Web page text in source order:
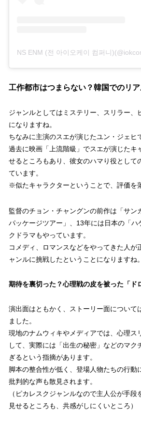
工作都市はつまらない？韓国でのリ
ジャンルとしてはミステリー、スリラー、
になりますね。
ちなみに主演のスエが演じたユン・ジェヒ
過去に映画「上流階級」でスエが演じたキ
せるところもあり、彼女のハマり役として
ています。
※似たキャラクターということで、評価を
監督のチョン・チャングンの前作は「サン
パッケージツアー」、13年には日本の「ハ
クドラマもやっています。
コメディ、ロマンスなどをやってきた人が
ャンルに挑戦したということになりますね。
期待を裏切った？心理戦の皮を被った「ド
演出面はともかく、ストーリー面について
ました。
現地のナムウィキやメディアでは、心理ス
して、実際には「出生の秘密」などのマク
ぎるという指摘があります。
脚本の整合性が低く、登場人物たちの行動
批判的な声も散見されます。
（ピカレスクジャンルなので主人公が手段
見せるところも、共感がしにくいところ）